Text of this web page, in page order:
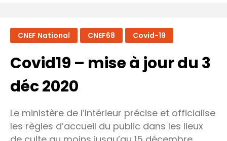
à
du
déc
CNEF National CNEF68 Covid-19
Covid19 – mise à jour du 3
déc 2020
Le ministère de l’Intérieur précise et officialise
les règles d’accueil du public dans les lieux